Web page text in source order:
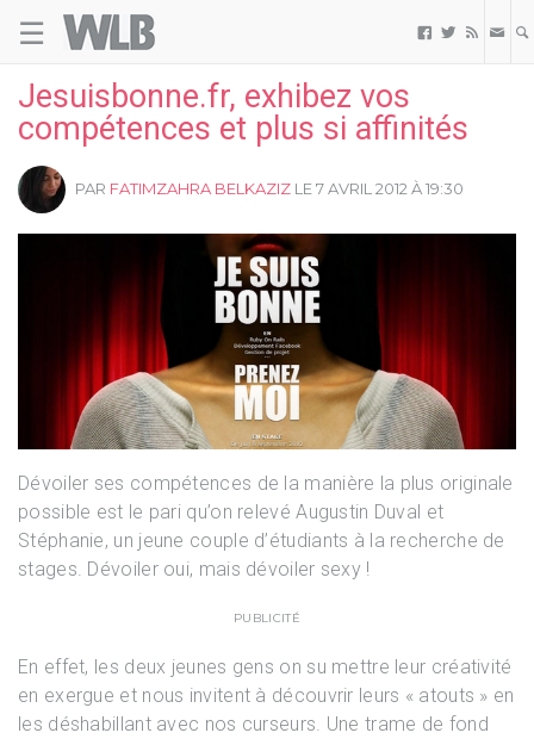
☰   
Jesuisbonne.fr, exhibez vos
compétences et plus si affinités
PAR FATIMZAHRA BELKAZIZ LE 7 AVRIL 2012 À 19:30
Dévoiler ses compétences de la manière la plus originale
possible est le pari qu’on relevé Augustin Duval et
Stéphanie, un jeune couple d’étudiants à la recherche de
stages. Dévoiler oui, mais dévoiler sexy !
PUBLICITÉ
En effet, les deux jeunes gens on su mettre leur créativité
en exergue et nous invitent à découvrir leurs « atouts » en
les déshabillant avec nos curseurs. Une trame de fond